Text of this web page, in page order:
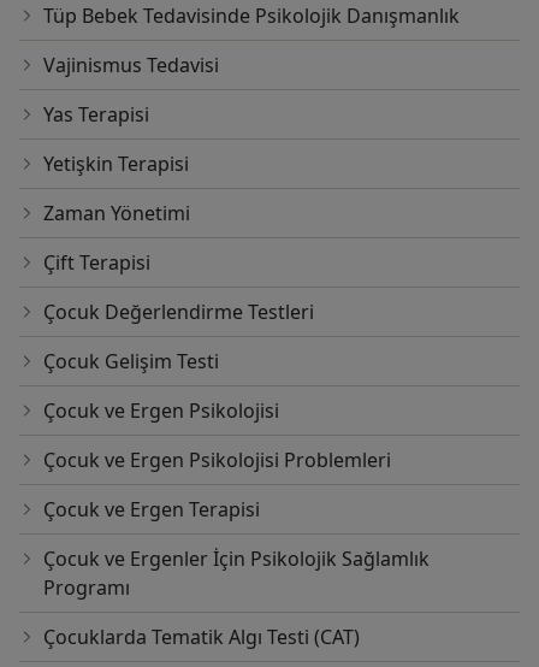
Tüp Bebek Tedavisinde Psikolojik Danışmanlık
Vajinismus Tedavisi
Yas Terapisi
Yetişkin Terapisi
Zaman Yönetimi
Çift Terapisi
Çocuk Değerlendirme Testleri
Çocuk Gelişim Testi
Çocuk ve Ergen Psikolojisi
Çocuk ve Ergen Psikolojisi Problemleri
Çocuk ve Ergen Terapisi
Çocuk ve Ergenler İçin Psikolojik Sağlamlık
Programı
Çocuklarda Tematik Algı Testi (CAT)